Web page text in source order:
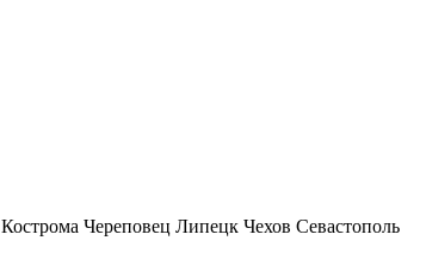
Кострома Череповец Липецк Чехов Севастополь